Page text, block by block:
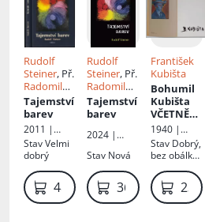
tužkou
Rudolf
Steiner, Př.
Radomil
Hradil
Tajemství
barev
2011 |
Fabula
StavVelmi
dobrý
489 Kč
Rudolf
Steiner, Př.
Radomil
Hradil
Tajemství
barev
2024 |
Stav Nová
369 Kč
František
Kubišta
Bohumil
Kubišta
VČETNĚ
KUBIŠOTV
A
DŘEVORY
Monogra
fická
studie
1940 |
S.V.U.
Mánes
Stav Dobrý,
bez obálky,
knižní blok
volně v
deskách,
lehké
23